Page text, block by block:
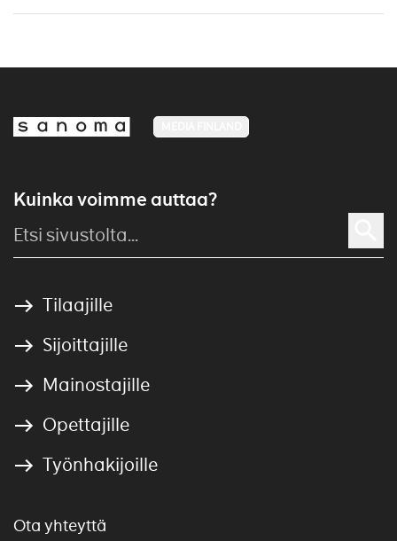
Kuinka voimme auttaa?
Tilaajille
Sijoittajille
Mainostajille
Opettajille
Työnhakijoille
Ota yhteyttä